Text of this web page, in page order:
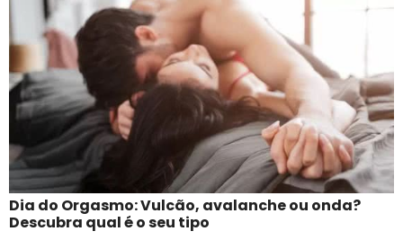
Dia do Orgasmo: Vulcão, avalanche ou onda?
Descubra qual é o seu tipo